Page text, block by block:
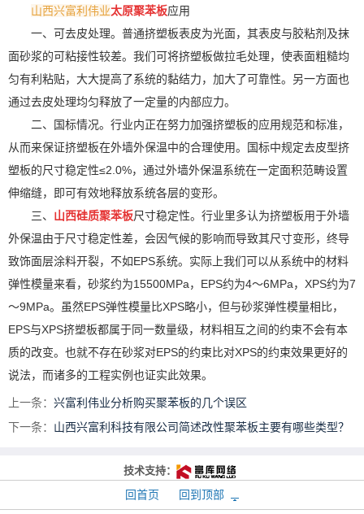
山西兴富利伟业太原聚苯板应用
一、可去皮处理。普通挤塑板表皮为光面，其表皮与胶粘剂及抹
面砂浆的可粘接性较差。我们可将挤塑板做拉毛处理，使表面粗糙均
匀有利粘贴，大大提高了系统的黏结力，加大了可靠性。另一方面也
通过去皮处理均匀释放了一定量的内部应力。
二、国标情况。行业内正在努力加强挤塑板的应用规范和标准，
从而来保证挤塑板在外墙外保温中的合理使用。国标中规定去皮型挤
塑板的尺寸稳定性≤2.0%，通过外墙外保温系统在一定面积范畴设置
伸缩缝，即可有效地释放系统各层的变形。
三、 山西硅质聚苯板尺寸稳定性。行业里多认为挤塑板用于外墙
外保温由于尺寸稳定性差，会因气候的影响而导致其尺寸变形，终导
致饰面层涂料开裂，不如EPS系统。实际上我们可以从系统中的材料
弹性模量来看，砂浆约为15500MPa，EPS约为4～6MPa，XPS约为7
～9MPa。虽然EPS弹性模量比XPS略小，但与砂浆弹性模量相比，
EPS与XPS挤塑板都属于同一数量级，材料相互之间的约束不会有本
质的改变。也就不存在砂浆对EPS的约束比对XPS的约束效果更好的
说法，而诸多的工程实例也证实此效果。
上一条： 兴富利伟业分析购买聚苯板的几个误区
下一条： 山西兴富利科技有限公司简述改性聚苯板主要有哪些类型？
技术支持：
回首页 回到顶部